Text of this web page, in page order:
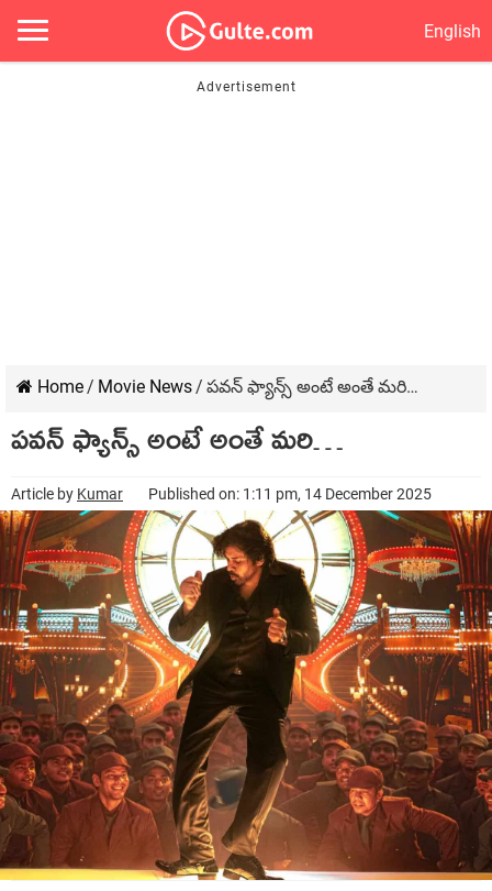
English
Home/ Movie News/ పవన్ ఫ్యాన్స్ అంటే అంతే మరి…
పవన్ ఫ్యాన్స్ అంటే అంతే మరి…
Article by Kumar Published on: 1:11 pm, 14 December 2025